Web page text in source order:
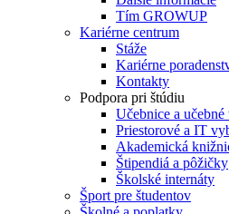
Tím GROWUP
Kariérne centrum
Stáže
Kariérne
Kontakty
Podpora pri štúdiu
Učebnice a
Priestorové a IT
Akademická
Štipendiá a pôžičky
Školské internáty
Šport pre študentov